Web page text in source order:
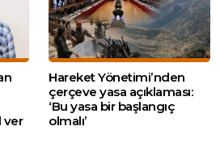
ver
Hareket Yönetimi’nden
çerçeve yasa açıklaması:
‘Bu yasa bir başlangıç
olmalı’